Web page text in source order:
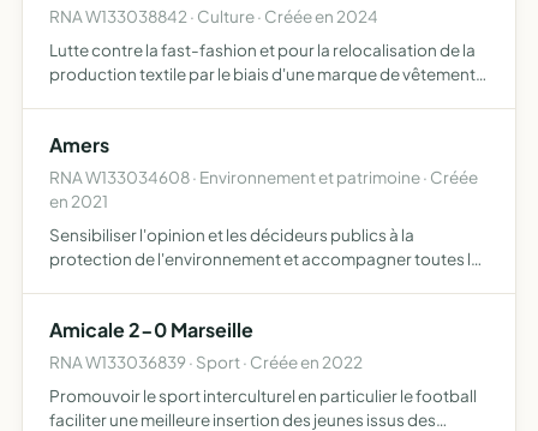
RNA W133038842 · Culture · Créée en 2024
Lutte contre la fast-fashion et pour la relocalisation de la
production textile par le biais d'une marque de vêtements
Amers
RNA W133034608 · Environnement et patrimoine · Créée
en 2021
Sensibiliser l'opinion et les décideurs publics à la
protection de l'environnement et accompagner toutes les
enjeu…
Amicale 2-0 Marseille
RNA W133036839 · Sport · Créée en 2022
Promouvoir le sport interculturel en particulier le football
faciliter une meilleure insertion des jeunes issus des